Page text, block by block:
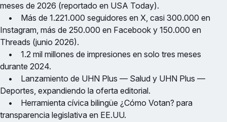
meses de 2026 (reportado en USA Today).
• Más de 1.221.000 seguidores en X, casi 300.000 en
Instagram, más de 250.000 en Facebook y 150.000 en
Threads (junio 2026).
• 1.2 mil millones de impresiones en solo tres meses
durante 2024.
• Lanzamiento de UHN Plus — Salud y UHN Plus —
Deportes, expandiendo la oferta editorial.
• Herramienta cívica bilingüe ¿Cómo Votan? para
transparencia legislativa en EE.UU.